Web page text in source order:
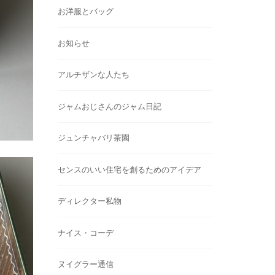
お洋服とバッグ
お知らせ
アルチザンな人たち
ジャムおじさんのジャム日記
ジュンチャバリ茶園
センスのいい住宅を創るためのアイデア
ディレクター私物
ナイス・コーデ
ヌイグラー通信